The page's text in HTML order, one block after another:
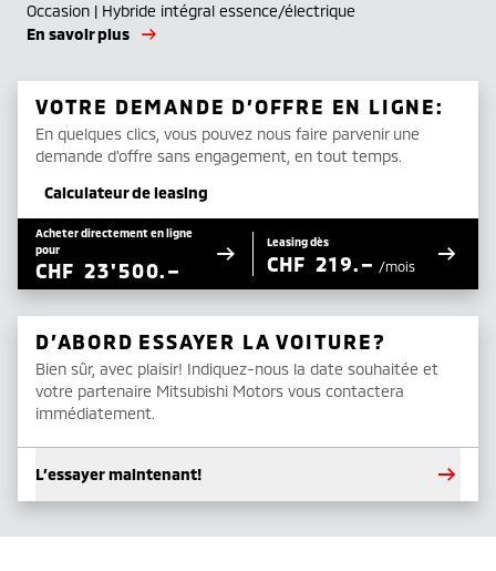
Occasion | Hybride intégral essence/électrique
En savoir plus
VOTRE DEMANDE D’OFFRE EN LIGNE:
En quelques clics, vous pouvez nous faire parvenir une
demande d’offre sans engagement, en tout temps.
Calculateur de leasing
Acheter directement en ligne
pour
CHF 23'500.–
Leasing dès
CHF 219.– /mois
D’ABORD ESSAYER LA VOITURE?
Bien sûr, avec plaisir! Indiquez-nous la date souhaitée et
votre partenaire Mitsubishi Motors vous contactera
immédiatement.
L’essayer maintenant!